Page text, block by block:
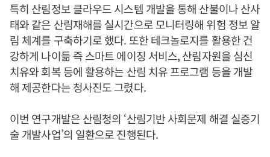
특히 산림정보 클라우드 시스템 개발을 통해 산불이나 산사
태와 같은 산림재해를 실시간으로 모니터링해 위험 정보 알
림 체계를 구축하기로 했다. 또한 테크놀로지를 활용한 건
강하게 나이듦 즉 스마트 에이징 서비스, 산림자원을 심신
치유와 회복 등에 활용하는 산림 치유 프로그램 등을 개발
해 제공한다는 청사진도 그렸다.
이번 연구개발은 산림청의 ‘산림기반 사회문제 해결 실증기
술 개발사업’의 일환으로 진행된다.